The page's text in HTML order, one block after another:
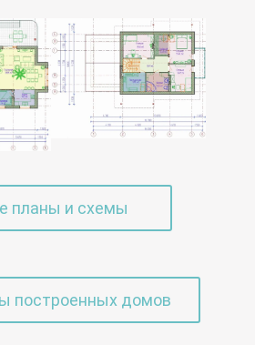
планы и схемы
построенных домов